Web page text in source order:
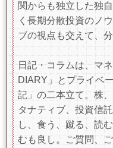
関からも独立した独
く長期分散投資のノ
ブの視点も交えて、
日記・コラムは、マ
DIARY」とプライベ
記」の二本立て。株
タナティブ、投資信
し、食う、蹴る、読
むも良し。ご質問、